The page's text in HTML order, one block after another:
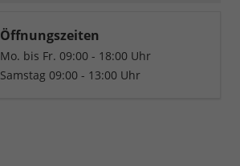
Öffnungszeiten
Mo. bis Fr. 09:00 - 18:00 Uhr
Samstag 09:00 - 13:00 Uhr